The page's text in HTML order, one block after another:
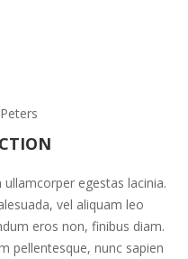
egestas lacinia.
vel aliquam leo
eros non, finibus diam.
pellentesque, nunc sapien